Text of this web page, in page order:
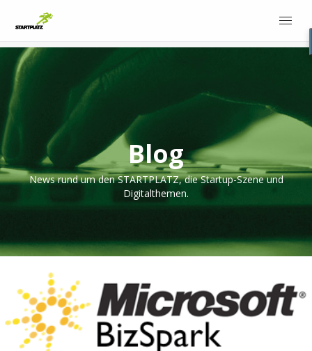
Blog
News rund um den STARTPLATZ, die Startup-Szene und
Digitalthemen.